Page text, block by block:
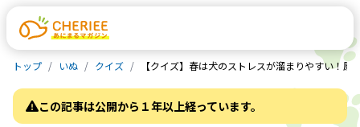
トップ いぬ クイズ 【クイズ】春は犬のストレスが溜まりやすい！原
この記事は公開から１年以上経っています。